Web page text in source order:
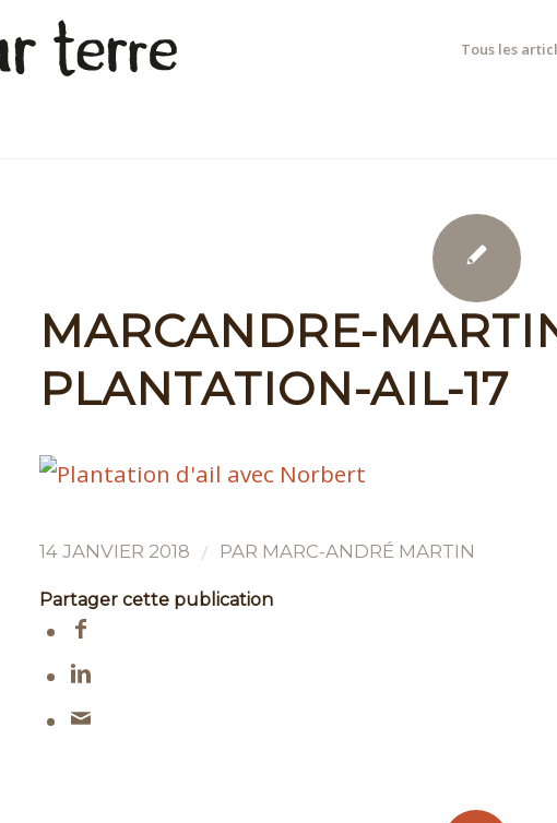
Tous les
MARCANDRE-
PLANTATION-AIL-17
14 JANVIER 2018 / PAR MARC-ANDRÉ MARTIN
Partager cette publication